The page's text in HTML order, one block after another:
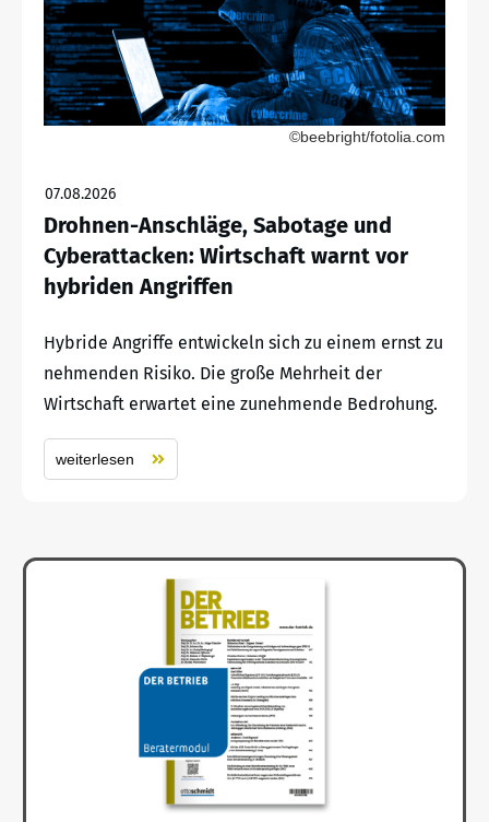
©beebright/fotolia.com
07.08.2026
Drohnen-Anschläge, Sabotage und
Cyberattacken: Wirtschaft warnt vor
hybriden Angriffen
Hybride Angriffe entwickeln sich zu einem ernst zu
nehmenden Risiko. Die große Mehrheit der
Wirtschaft erwartet eine zunehmende Bedrohung.
weiterlesen